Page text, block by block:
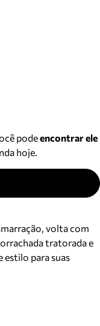
podeencontrar ele
hoje.
volta com
tratorada e
estilo para suas